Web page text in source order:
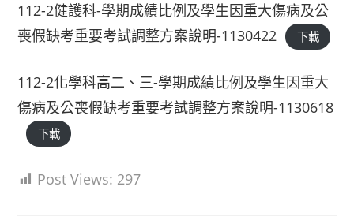
112-2健護科-學期成績比例及學生因重大傷病及公
喪假缺考重要考試調整方案說明-1130422
下載
112-2化學科高二、三-學期成績比例及學生因重大
傷病及公喪假缺考重要考試調整方案說明-1130618
下載
Post Views: 297